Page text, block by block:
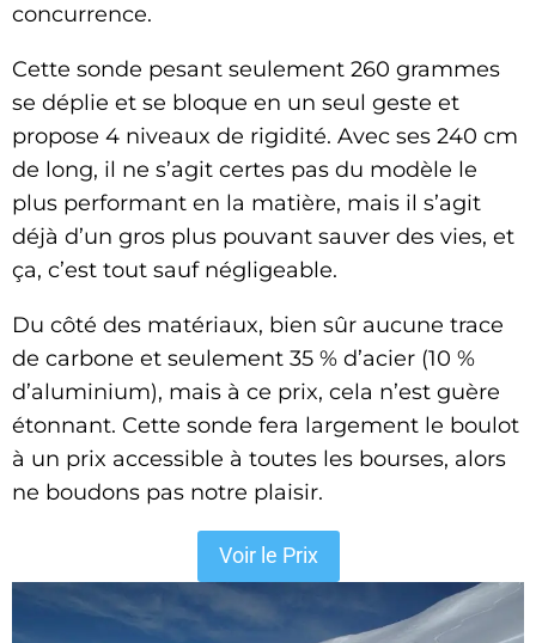
concurrence.
Cette sonde pesant seulement 260 grammes
se déplie et se bloque en un seul geste et
propose 4 niveaux de rigidité. Avec ses 240 cm
de long, il ne s’agit certes pas du modèle le
plus performant en la matière, mais il s’agit
déjà d’un gros plus pouvant sauver des vies, et
ça, c’est tout sauf négligeable.
Du côté des matériaux, bien sûr aucune trace
de carbone et seulement 35 % d’acier (10 %
d’aluminium), mais à ce prix, cela n’est guère
étonnant. Cette sonde fera largement le boulot
à un prix accessible à toutes les bourses, alors
ne boudons pas notre plaisir.
Voir le Prix